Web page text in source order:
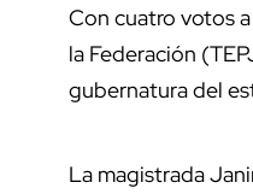
Con cuatro votos
la Federación
gubernatura del
La magistrada